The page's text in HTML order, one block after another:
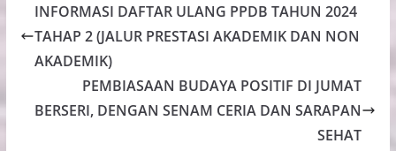
INFORMASI DAFTAR ULANG PPDB TAHUN 2024
TAHAP 2 (JALUR PRESTASI AKADEMIK DAN NON
AKADEMIK)
PEMBIASAAN BUDAYA POSITIF DI JUMAT
BERSERI, DENGAN SENAM CERIA DAN SARAPAN
SEHAT